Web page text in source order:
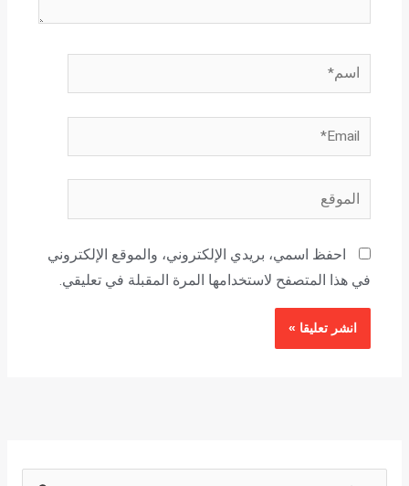
اسم*
Email*
الموقع
احفظ اسمي، بريدي الإلكتروني، والموقع الإلكتروني
في هذا المتصفح لاستخدامها المرة المقبلة في تعليقي.